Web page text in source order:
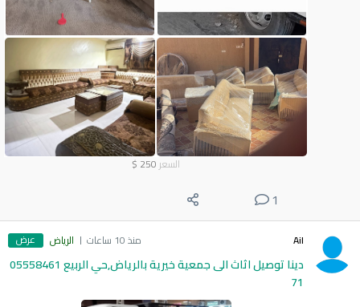
السعر 250
$
1
Ail منذ 10 ساعات الرياض عرض
دينا توصيل اثاث الى جمعية خيرية بالرياض,حي الربيع 05558461
71